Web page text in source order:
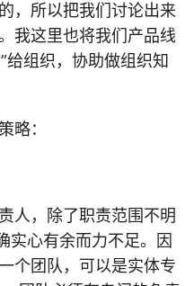
，所以把我们讨论出来
我这里也将我们产品线
给组织，协助做组织知
略：
人，除了职责范围不明
实心有余而力不足。因
个团队，可以是实体专